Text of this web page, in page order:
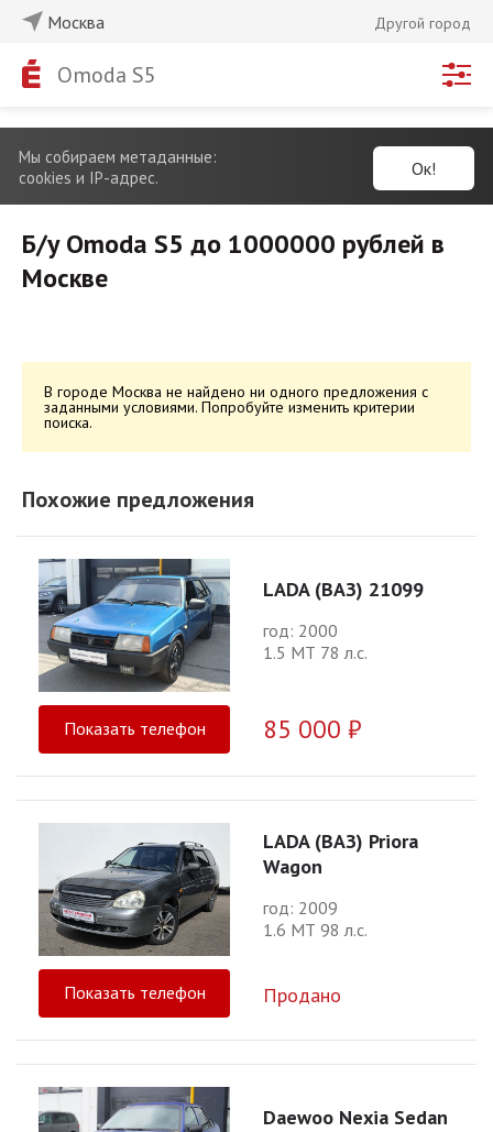
Москва Другой город
Omoda S5
Мы собираем метаданные:
cookies и IP-адрес.
Ок!
Б/у Omoda S5 до 1000000 рублей в
Москве
В городе Москва не найдено ни одного предложения с
заданными условиями. Попробуйте изменить критерии
поиска.
Похожие предложения
LADA (ВАЗ) 21099
год: 2000
1.5 МТ 78 л.с.
Показать телефон 85 000 ₽
LADA (ВАЗ) Priora
Wagon
год: 2009
1.6 МТ 98 л.с.
Показать телефон Продано
Daewoo Nexia Sedan